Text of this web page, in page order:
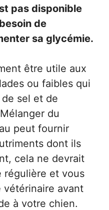
pas disponible
de
sa glycémie.
être utile aux
ou faibles qui
sel et de
du
peut fournir
dont ils
cela ne devrait
régulière et vous
vétérinaire avant
à votre chien.